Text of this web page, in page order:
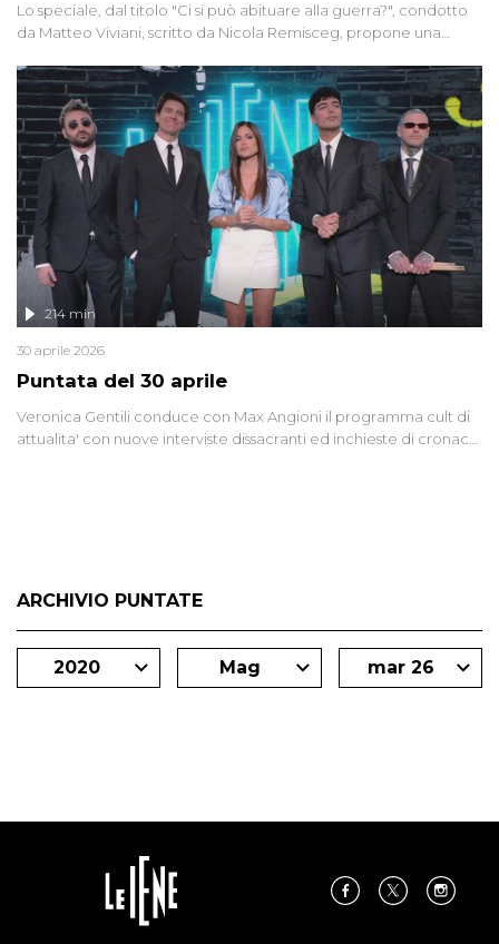
Lo speciale, dal titolo "Ci si può abituare alla guerra?", condotto
da Matteo Viviani, scritto da Nicola Remisceg, propone una
di settore - su quanto la guerra sia diventata una realtà pervasiva.
Anche se l'Italia non è direttamente coinvolta in conflitti armati, il
contesto globale rende impossibile considerarla un fenomeno
lontano.
Puntata del 30 aprile
214 min
30 aprile 2026
Veronica Gentili conduce con Max Angioni il programma cult di
attualita' con nuove interviste dissacranti ed inchieste di cronaca
ARCHIVIO PUNTATE
2020 Mag mar 26